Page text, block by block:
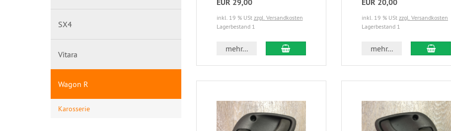
EUR 29,00
inkl. 19 % USt zzgl. Versandkosten
Lagerbestand 1
mehr...
EUR 20,00
inkl. 19 % USt zzgl. Versandkosten
Lagerbestand 1
mehr...
SX4
Vitara
Wagon R
Karosserie